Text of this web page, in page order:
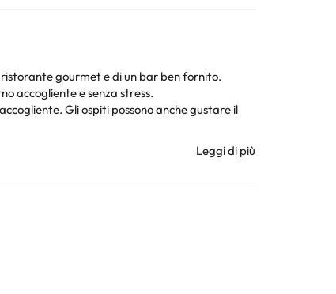
gourmet e di un bar ben fornito.
accogliente e senza stress.
Gli ospiti possono anche gustare il
sono soggette a modifiche da
le informazioni presenti in questa pagina